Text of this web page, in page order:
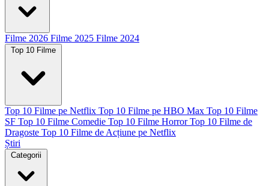
Filme 2026 Filme 2025 Filme 2024
Top 10 Filme
Top 10 Filme pe Netflix Top 10 Filme pe HBO Max Top 10 Filme
SF Top 10 Filme Comedie Top 10 Filme Horror Top 10 Filme de
Dragoste Top 10 Filme de Acțiune pe Netflix
Știri
Categorii